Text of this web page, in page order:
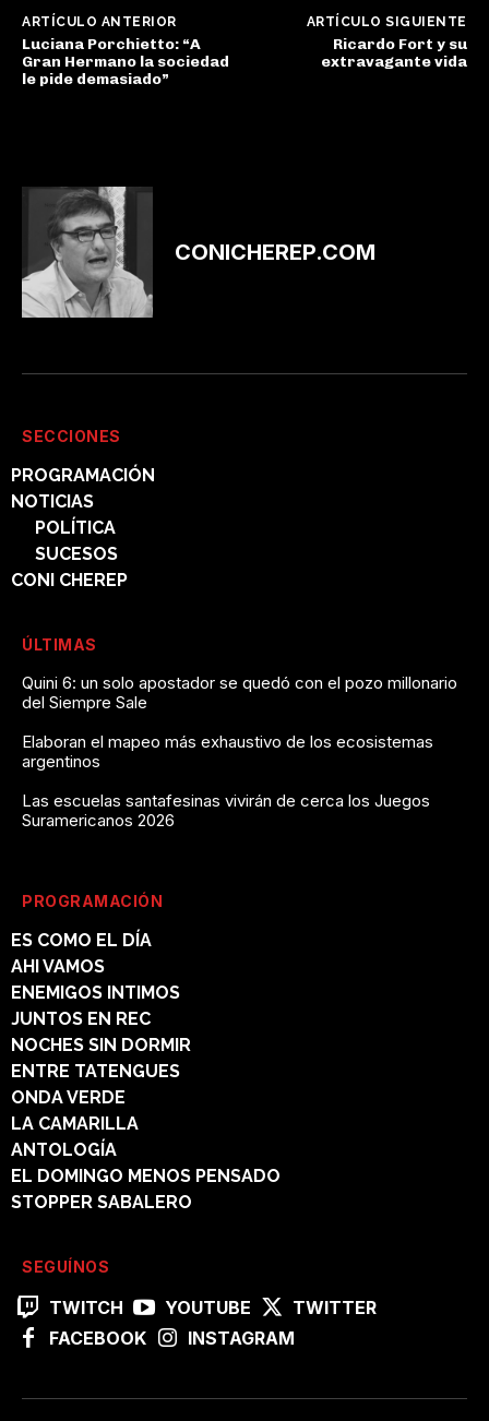
ARTÍCULO ANTERIOR
Luciana Porchietto: “A
Gran Hermano la sociedad
le pide demasiado”
ARTÍCULO SIGUIENTE
Ricardo Fort y su
extravagante vida
CONICHEREP.COM
SECCIONES
PROGRAMACIÓN
NOTICIAS
POLÍTICA
SUCESOS
CONI CHEREP
ÚLTIMAS
Quini 6: un solo apostador se quedó con el pozo millonario
del Siempre Sale
Elaboran el mapeo más exhaustivo de los ecosistemas
argentinos
Las escuelas santafesinas vivirán de cerca los Juegos
Suramericanos 2026
PROGRAMACIÓN
ES COMO EL DÍA
AHI VAMOS
ENEMIGOS INTIMOS
JUNTOS EN REC
NOCHES SIN DORMIR
ENTRE TATENGUES
ONDA VERDE
LA CAMARILLA
ANTOLOGÍA
EL DOMINGO MENOS PENSADO
STOPPER SABALERO
SEGUÍNOS
TWITCH YOUTUBE
TWITTER
FACEBOOK
INSTAGRAM